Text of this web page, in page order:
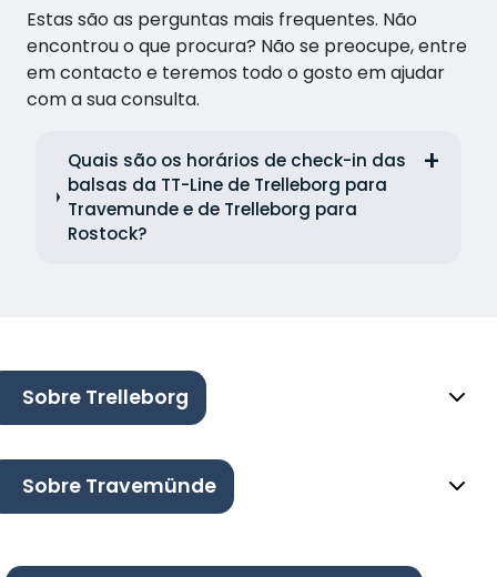
Estas são as perguntas mais frequentes. Não
encontrou o que procura? Não se preocupe, entre
em contacto e teremos todo o gosto em ajudar
com a sua consulta.
Quais são os horários de check-in das
balsas da TT-Line de Trelleborg para
Travemunde e de Trelleborg para
Rostock?
Sobre Trelleborg
Sobre Travemünde